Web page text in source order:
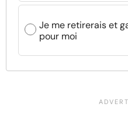
Je me retirerais et
pour moi